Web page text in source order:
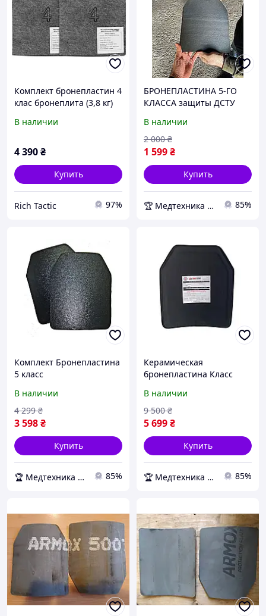
Комплект бронепластин 4
клас бронеплита (3,8 кг)
бронепластини 30х25
В наличии
4 390₴
Купить
Rich Tactic 97%
БРОНЕПЛАСТИНА 5-ГО
КЛАССА защиты ДСТУ
сертификат на пластину)
В наличии
1 599₴
2 000 ₴
Купить
🏆 Медтехника — 20 лет надежности 85%
Комплект Бронепластина
5 класс
ДСТУ
В наличии
3 598₴
4 299 ₴
Купить
🏆 Медтехника — 20 лет надежности 85%
Керамическая
бронепластина Класс
Медтехника
В наличии
5 699₴
9 500 ₴
Купить
🏆 Медтехника — 20 лет надежности 85%